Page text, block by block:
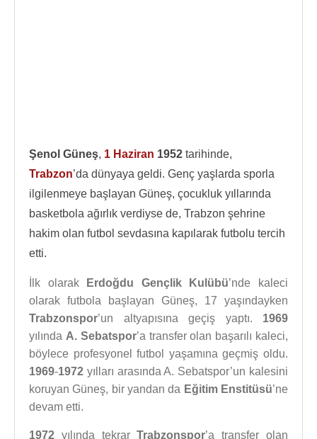
Şenol Güneş, 1 Haziran 1952 tarihinde,
Trabzon’da dünyaya geldi. Genç yaşlarda sporla
ilgilenmeye başlayan Güneş, çocukluk yıllarında
basketbola ağırlık verdiyse de, Trabzon şehrine
hakim olan futbol sevdasına kapılarak futbolu tercih
etti.
İlk olarak Erdoğdu Gençlik Kulübü’nde kaleci
olarak futbola başlayan Güneş, 17 yaşındayken
Trabzonspor’un altyapısına geçiş yaptı. 1969
yılında A. Sebatspor’a transfer olan başarılı kaleci,
böylece profesyonel futbol yaşamına geçmiş oldu.
1969-1972 yılları arasında A. Sebatspor’un kalesini
koruyan Güneş, bir yandan da Eğitim Enstitüsü’ne
devam etti.
1972 yılında tekrarTrabzonspor’a transfer olan